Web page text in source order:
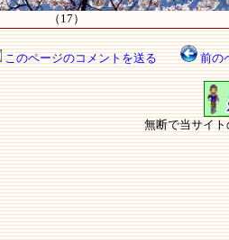
（17）
このページのコメントを送る 前の
無断で当サイ